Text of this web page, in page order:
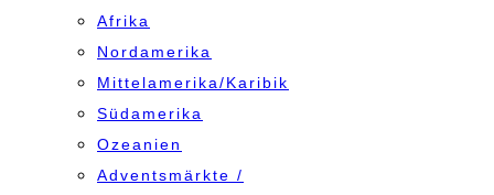
Afrika
Nordamerika
Mittelamerika/Karibik
Südamerika
Ozeanien
Adventsmärkte /